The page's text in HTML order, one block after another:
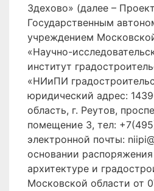
Здехово» (далее –
Государственным
учреждением
«Научно-
институт
«НИиПИ
юридический адрес:
область, г. Реутов,
помещение 3, тел:
электронной почты:
основании
архитектуре и
Московской области от